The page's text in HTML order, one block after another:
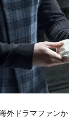
外ドラマファン